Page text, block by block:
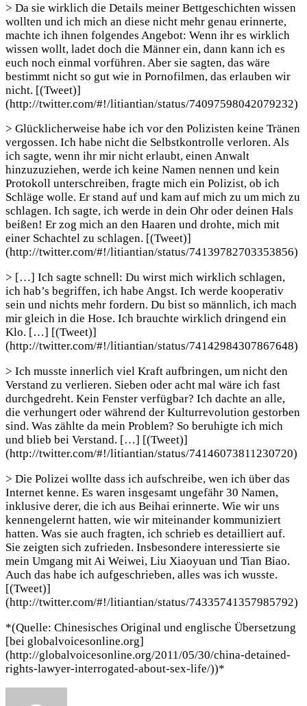
> Da sie wirklich die Details meiner Bettgeschichten wissen
wollten und ich mich an diese nicht mehr genau erinnerte,
machte ich ihnen folgendes Angebot: Wenn ihr es wirklich
wissen wollt, ladet doch die Männer ein, dann kann ich es
euch noch einmal vorführen. Aber sie sagten, das wäre
bestimmt nicht so gut wie in Pornofilmen, das erlauben wir
nicht. [(Tweet)]
(http://twitter.com/#!/litiantian/status/74097598042079232)
> Glücklicherweise habe ich vor den Polizisten keine Tränen
vergossen. Ich habe nicht die Selbstkontrolle verloren. Als
ich sagte, wenn ihr mir nicht erlaubt, einen Anwalt
hinzuzuziehen, werde ich keine Namen nennen und kein
Protokoll unterschreiben, fragte mich ein Polizist, ob ich
Schläge wolle. Er stand auf und kam auf mich zu um mich zu
schlagen. Ich sagte, ich werde in dein Ohr oder deinen Hals
beißen! Er zog mich an den Haaren und drohte, mich mit
einer Schachtel zu schlagen. [(Tweet)]
(http://twitter.com/#!/litiantian/status/74139782703353856)
> […] Ich sagte schnell: Du wirst mich wirklich schlagen,
ich hab’s begriffen, ich habe Angst. Ich werde kooperativ
sein und nichts mehr fordern. Du bist so männlich, ich mach
mir gleich in die Hose. Ich brauchte wirklich dringend ein
Klo. […] [(Tweet)]
(http://twitter.com/#!/litiantian/status/74142984307867648)
> Ich musste innerlich viel Kraft aufbringen, um nicht den
Verstand zu verlieren. Sieben oder acht mal wäre ich fast
durchgedreht. Kein Fenster verfügbar? Ich dachte an alle,
die verhungert oder während der Kulturrevolution gestorben
sind. Was zählte da mein Problem? So beruhigte ich mich
und blieb bei Verstand. […] [(Tweet)]
(http://twitter.com/#!/litiantian/status/74146073811230720)
> Die Polizei wollte dass ich aufschreibe, wen ich über das
Internet kenne. Es waren insgesamt ungefähr 30 Namen,
inklusive derer, die ich aus Beihai erinnerte. Wie wir uns
kennengelernt hatten, wie wir miteinander kommuniziert
hatten. Was sie auch fragten, ich schrieb es detailliert auf.
Sie zeigten sich zufrieden. Insbesondere interessierte sie
mein Umgang mit Ai Weiwei, Liu Xiaoyuan und Tian Biao.
Auch das habe ich aufgeschrieben, alles was ich wusste.
[(Tweet)]
(http://twitter.com/#!/litiantian/status/74335741357985792)
*(Quelle: Chinesisches Original und englische Übersetzung
[bei globalvoicesonline.org]
(http://globalvoicesonline.org/2011/05/30/china-detained-
rights-lawyer-interrogated-about-sex-life/))*